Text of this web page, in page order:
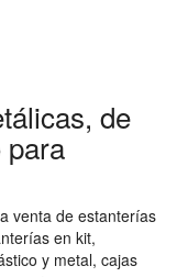
de
para
venta de estanterías
en kit,
y metal, cajas